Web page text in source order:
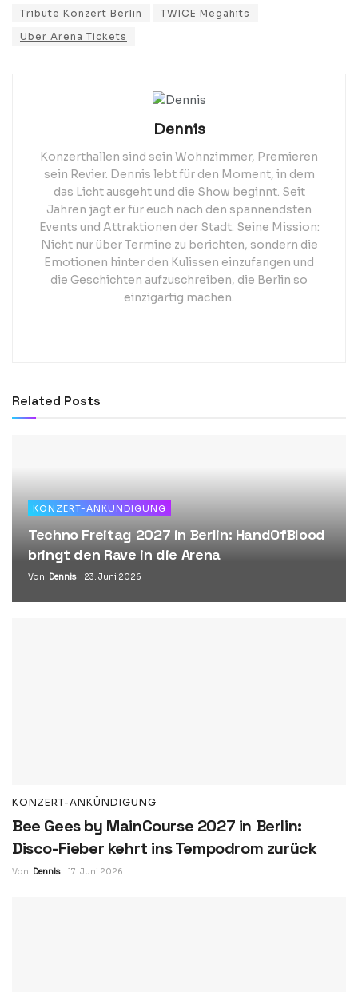
Tribute Konzert Berlin
TWICE Megahits
Uber Arena Tickets
Dennis
Konzerthallen sind sein Wohnzimmer, Premieren
sein Revier. Dennis lebt für den Moment, in dem
das Licht ausgeht und die Show beginnt. Seit
Jahren jagt er für euch nach den spannendsten
Events und Attraktionen der Stadt. Seine Mission:
Nicht nur über Termine zu berichten, sondern die
Emotionen hinter den Kulissen einzufangen und
die Geschichten aufzuschreiben, die Berlin so
einzigartig machen.
Related Posts
KONZERT-ANKÜNDIGUNG
Techno Freitag 2027 in Berlin: HandOfBlood
bringt den Rave in die Arena
Von Dennis 23. Juni 2026
KONZERT-ANKÜNDIGUNG
Bee Gees by MainCourse 2027 in Berlin:
Disco-Fieber kehrt ins Tempodrom zurück
Von Dennis 17. Juni 2026